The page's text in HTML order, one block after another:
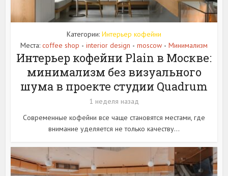
Категории: Интерьер кофейни
Места: coffee shop • interior design • moscow • Минимализм
Интерьер кофейни Plain в Москве:
минимализм без визуального
шума в проекте студии Quadrum
1 неделя назад
Современные кофейни все чаще становятся местами, где
внимание уделяется не только качеству...